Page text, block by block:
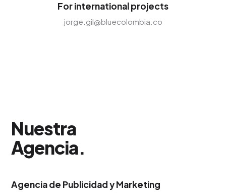
For international projects
jorge.gil@bluecolombia.co
Nuestra
Agencia.
Agencia de Publicidad y Marketing